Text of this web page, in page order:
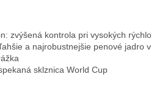
zvýšená kontrola pri vysokých
a najrobustnejšie penové jadro
sklznica World Cup